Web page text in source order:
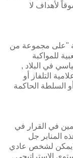
لأهداف لا
"على مجموعة من
للمواكبة
في البلاد ,
التلفاز أو
أو السلطة الحاكمة
في القرار في
المنابر جل
لايمكن لشخص عادي
الإستراتيجي ,